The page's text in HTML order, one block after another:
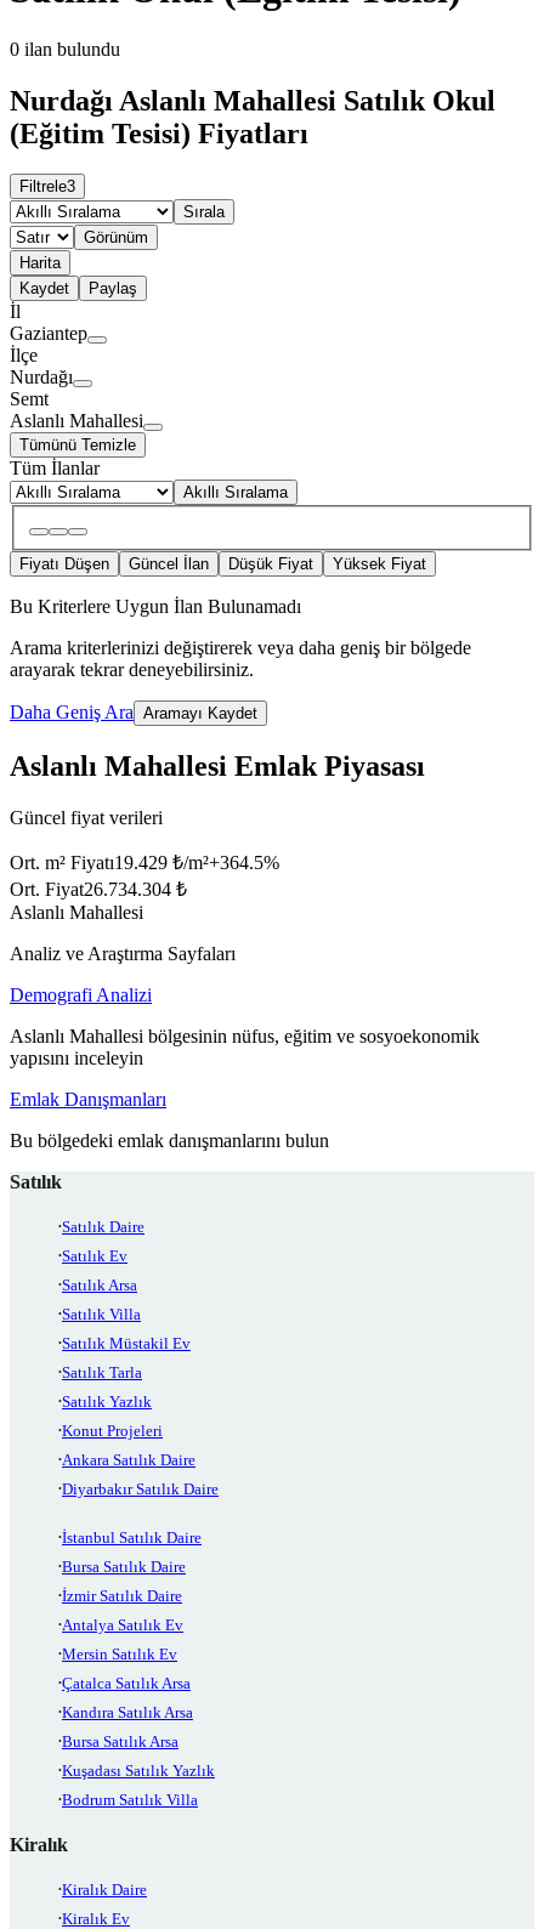
0 ilan bulundu
Nurdağı Aslanlı Mahallesi Satılık Okul
(Eğitim Tesisi) Fiyatları
Filtrele3
Sırala
Görünüm
Harita
Kaydet
Paylaş
İl
Gaziantep
İlçe
Nurdağı
Semt
Aslanlı Mahallesi
Tümünü Temizle
Tüm İlanlar
Akıllı Sıralama
Fiyatı Düşen Güncel İlan Düşük Fiyat Yüksek Fiyat
Bu Kriterlere Uygun İlan Bulunamadı
Arama kriterlerinizi değiştirerek veya daha geniş bir bölgede
arayarak tekrar deneyebilirsiniz.
Daha Geniş Ara Aramayı Kaydet
Aslanlı Mahallesi Emlak Piyasası
Güncel fiyat verileri
Ort. m² Fiyatı19.429 ₺/m²+364.5%
Ort. Fiyat26.734.304 ₺
Aslanlı Mahallesi
Analiz ve Araştırma Sayfaları
Demografi Analizi
Aslanlı Mahallesi bölgesinin nüfus, eğitim ve sosyoekonomik
yapısını inceleyin
Emlak Danışmanları
Bu bölgedeki emlak danışmanlarını bulun
Satılık
Satılık Daire
Satılık Ev
Satılık Arsa
Satılık Villa
Satılık Müstakil Ev
Satılık Tarla
Satılık Yazlık
Konut Projeleri
Ankara Satılık Daire
Diyarbakır Satılık Daire
İstanbul Satılık Daire
Bursa Satılık Daire
İzmir Satılık Daire
Antalya Satılık Ev
Mersin Satılık Ev
Çatalca Satılık Arsa
Kandıra Satılık Arsa
Bursa Satılık Arsa
Kuşadası Satılık Yazlık
Bodrum Satılık Villa
Kiralık
Kiralık Daire
Kiralık Ev